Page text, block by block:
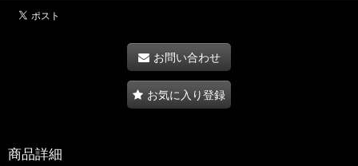
お問い合わせ
お気に入り登録
商品詳細